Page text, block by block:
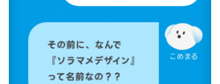
こめまる
その前に、なんで
『ソラマメデザイン』
って名前なの？？